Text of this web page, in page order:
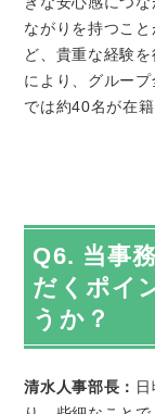
ながりを持つこ
ど、貴重な経験
により、グルー
では約40名が在籍
Q6. 当事
だくポイ
うか？
清水人事部長：